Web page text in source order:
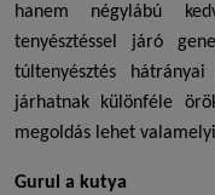
hanem négylábú
tenyésztéssel járó
túltenyésztés
járhatnak különféle
megoldás lehet
Gurul a kutya